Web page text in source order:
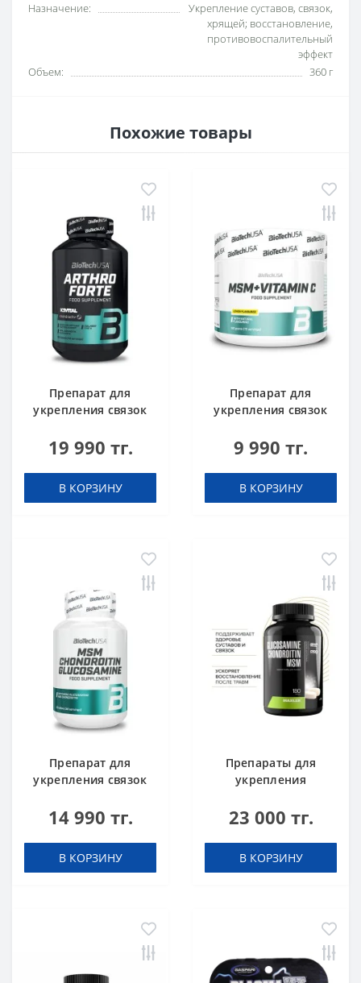
Назначение:
Укрепление суставов, связок,
хрящей; восстановление,
противовоспалительный
эффект
Объем:
360 г
Похожие товары
Препарат для
укрепления связок
USA Arthro Forte 120
19 990 тг.
В КОРЗИНУ
Препарат для
укрепления связок
USA MSM + Vitamin C
9 990 тг.
В КОРЗИНУ
Препарат для
укрепления связок
USA MSM
Glucosamine 60
таблеток
14 990 тг.
В КОРЗИНУ
Препараты для
укрепления
Maxler Glucosamine
180 tabs
23 000 тг.
В КОРЗИНУ